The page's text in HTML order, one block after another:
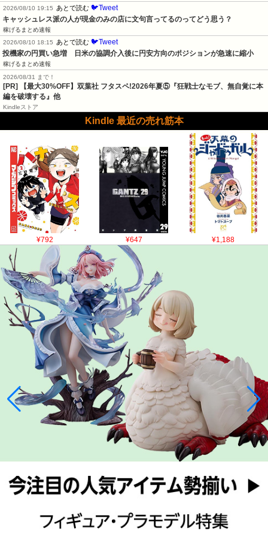
2026/08/10 19:15
あとで読む 🐦Tweet
キャッシュレス派の人が現金のみの店に文句言ってるのってどう思う？
稼げるまとめ速報
2026/08/10 18:15
あとで読む 🐦Tweet
投機家の円買い急増　日米の協調介入後に円安方向のポジションが急速に縮小
稼げるまとめ速報
2026/08/31 まで！
[PR] 【最大30%OFF】双葉社 フタスペ!2026年夏⑤『狂戦士なモブ、無自覚に本
編を破壊する』他
Kindleストア
Kindle 最近の売れ筋本
¥792 ¥647 ¥1,188